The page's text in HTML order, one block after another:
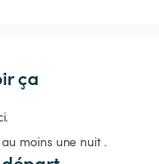
ça
moins une nuit .